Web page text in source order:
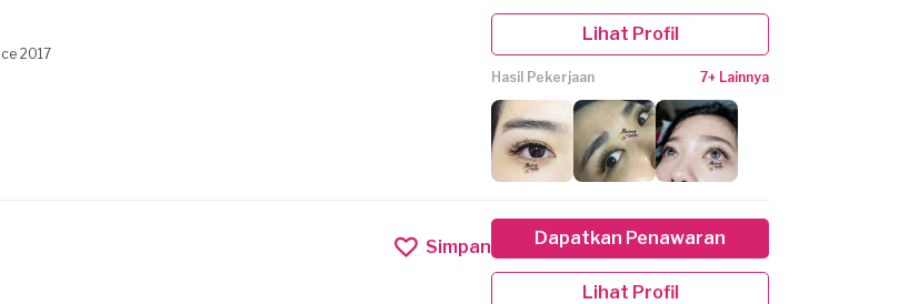
2017
Lihat Profil
Hasil Pekerjaan 7+ Lainnya
Simpan Dapatkan Penawaran
Lihat Profil